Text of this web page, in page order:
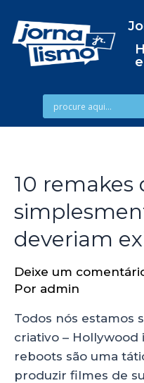
10 remakes
deveriam
Deixe um
Por admin
Todos nós estamos
criativo – Hollywood
reboots são uma
produzir filmes de